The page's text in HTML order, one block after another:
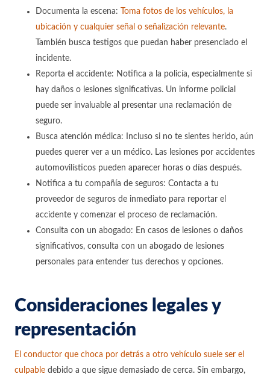
Documenta la escena:
Toma fotos de los vehículos, la
ubicación y cualquier señal o señalización relevante.
También busca testigos que puedan haber presenciado el
incidente.
Reporta el accidente: Notifica a la policía, especialmente si
hay daños o lesiones significativas. Un informe policial
puede ser invaluable al presentar una reclamación de
seguro.
Busca atención médica: Incluso si no te sientes herido, aún
puedes querer ver a un médico. Las lesiones por accidentes
automovilísticos pueden aparecer horas o días después.
Notifica a tu compañía de seguros: Contacta a tu
proveedor de seguros de inmediato para reportar el
accidente y comenzar el proceso de reclamación.
Consulta con un abogado: En casos de lesiones o daños
significativos, consulta con un abogado de lesiones
personales para entender tus derechos y opciones.
Consideraciones legales y
representación
El conductor que choca por detrás a otro vehículo suele ser el
culpable debido a que sigue demasiado de cerca. Sin embargo,